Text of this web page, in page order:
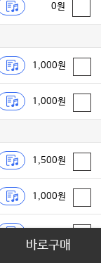
0원
1,000원
1,000원
1,500원
1,000원
바로구매